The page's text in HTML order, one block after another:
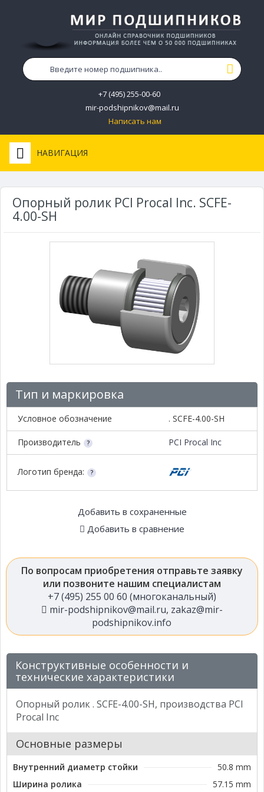
+7 (495) 255-00-60
mir-podshipnikov@mail.ru
Написать нам
НАВИГАЦИЯ
Опорный ролик PCI Procal Inc. SCFE-
4.00-SH
Тип и маркировка
Условное обозначение . SCFE-4.00-SH
Производитель PCI Procal Inc
Логотип бренда:
Добавить в сохраненные
Добавить в сравнение
По вопросам приобретения отправьте заявку
или позвоните нашим специалистам
+7 (495) 255 00 60 (многоканальный)
mir-podshipnikov@mail.ru, zakaz@mir-
podshipnikov.info
Конструктивные особенности и
технические характеристики
Опорный ролик . SCFE-4.00-SH, производства PCI
Procal Inc
Основные размеры
Внутренний диаметр стойки
50.8 mm
Ширина ролика
57.15 mm